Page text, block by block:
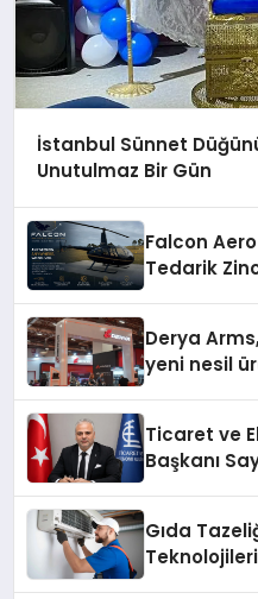
İstanbul Sünnet
Unutulmaz Bir Gün
Falcon
Tedarik
Derya
yeni nesil
Ticaret ve
Başkanı
Gıda